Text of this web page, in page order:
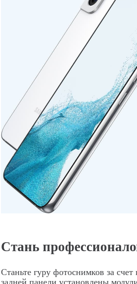
Стань
Станьте гуру фотоснимков за
задней панели установлены